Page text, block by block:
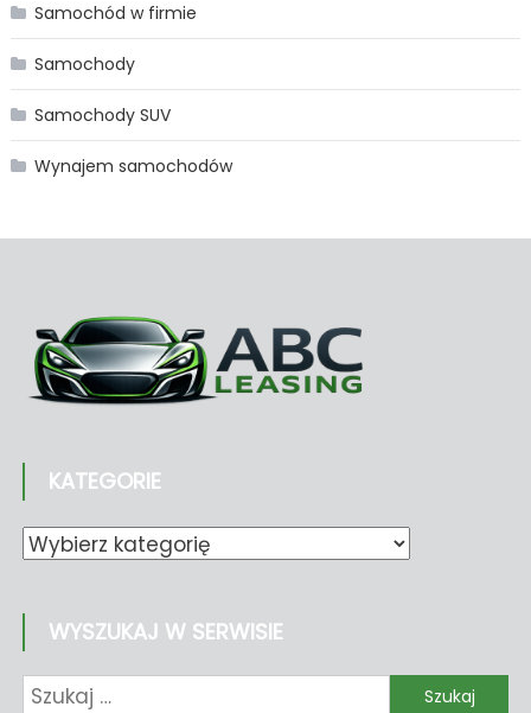
Samochód w firmie
Samochody
Samochody SUV
Wynajem samochodów
KATEGORIE
Kategorie
WYSZUKAJ W SERWISIE
Szukaj: